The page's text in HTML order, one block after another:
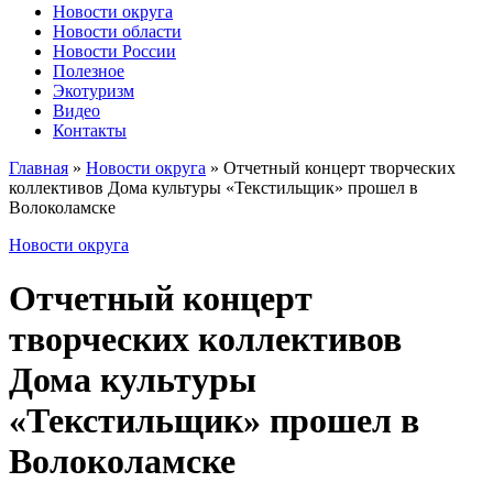
Новости округа
Новости области
Новости России
Полезное
Экотуризм
Видео
Контакты
Главная » Новости округа » Отчетный концерт творческих
коллективов Дома культуры «Текстильщик» прошел в
Волоколамске
Новости округа
Отчетный концерт
творческих коллективов
Дома культуры
«Текстильщик» прошел в
Волоколамске